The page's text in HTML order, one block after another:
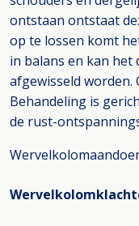
ontstaan ontstaat
op te lossen komt
in balans en kan
afgewisseld worden.
Behandeling is
de rust-